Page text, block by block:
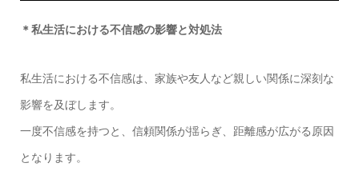
＊私生活における不信感の影響と対処法
私生活における不信感は、家族や友人など親しい関係に深刻な
影響を及ぼします。
一度不信感を持つと、信頼関係が揺らぎ、距離感が広がる原因
となります。